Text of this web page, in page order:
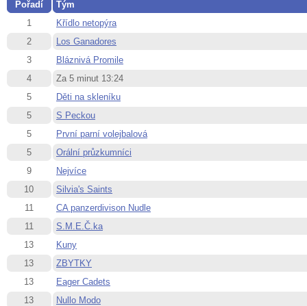
Pořadí
Tým
1
Křídlo netopýra
2
Los Ganadores
3
Bláznivá Promile
4
Za 5 minut 13:24
5
Děti na skleníku
5
S Peckou
5
První parní volejbalová
5
Orální průzkumníci
9
Nejvíce
10
Silvia's Saints
11
CA panzerdivison Nudle
11
S.M.E.Č.ka
13
Kuny
13
ZBYTKY
13
Eager Cadets
13
Nullo Modo